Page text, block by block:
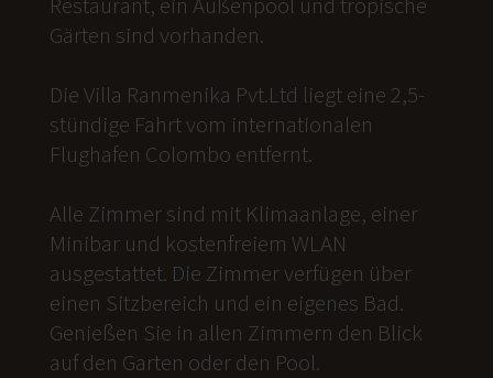
Gärten sind vorhanden.
Die Villa Ranmenika Pvt.Ltd liegt eine 2,5-
stündige Fahrt vom internationalen
Flughafen Colombo entfernt.
Alle Zimmer sind mit Klimaanlage, einer
Minibar und kostenfreiem WLAN
ausgestattet. Die Zimmer verfügen über
einen Sitzbereich und ein eigenes Bad.
Genießen Sie in allen Zimmern den Blick
auf den Garten oder den Pool.